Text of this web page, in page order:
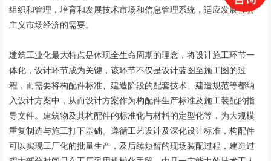
组织和管理，培育和发展技术市场和信息管理系统，适应发展社会
主义市场经济的需要。
建筑工业化最大特点是体现全生命周期的理念，将设计施工环节一
体化，设计环节成为关键，该环节不仅是设计蓝图至施工图的过
程，而需要将构配件标准、建造阶段的配套技术、建造规范等都纳
入设计方案中，从而设计方案作为构配件生产标准及施工装配的指
导文件。建筑物及其构配件的标准化与材料的定型化等，为大规模
重复制造与施工打下基础。遵循工艺设计及深化设计标准，构配件
可以实现工厂化的批量生产，及后续短暂的现场装配过程，建造过